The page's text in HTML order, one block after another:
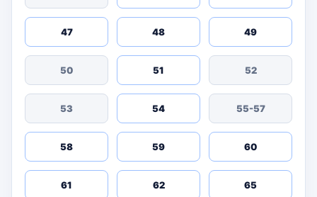
47 48 49
50 51 52
53 54 55-57
58 59 60
61 62 65